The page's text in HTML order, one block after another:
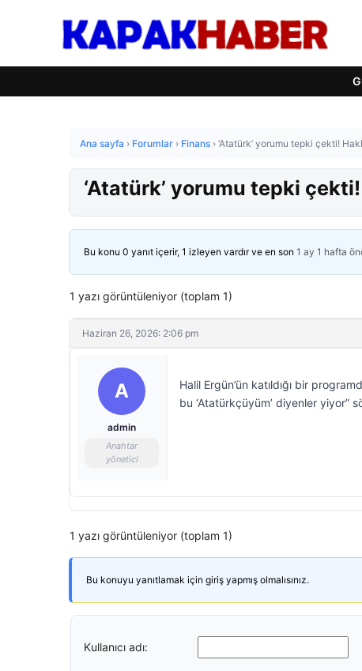
Ana sayfa › Forumlar › Finans › ‘Atatürk’ yorumu tepki çekti!
‘Atatürk’ yorumu tepki
Bu konu 0 yanıt içerir, 1 izleyen vardır ve en son 1 ay 1 hafta
1 yazı görüntüleniyor (toplam 1)
Haziran 26, 2026: 2:06 pm
A
admin
Anahtar
yönetici
Halil Ergün’ün katıldığı bir
bu ‘Atatürkçüyüm’ diyenler yiyor”
1 yazı görüntüleniyor (toplam 1)
Bu konuyu yanıtlamak için giriş yapmış olmalısınız.
Kullanıcı adı: